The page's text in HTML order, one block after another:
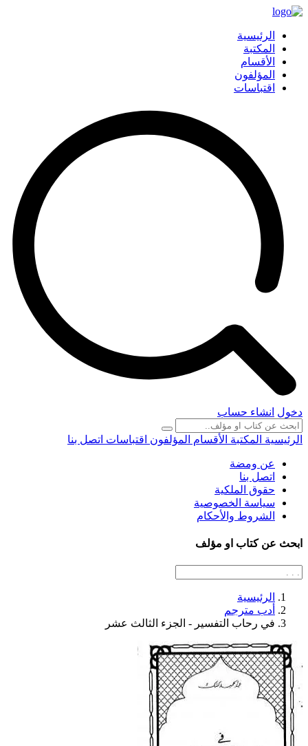
الرئيسية
المكتبة
الأقسام
المؤلفون
اقتباسات
دخول انشاء حساب
الرئيسية المكتبة الأقسام المؤلفون اقتباسات اتصل بنا
عن ومضة
اتصل بنا
حقوق الملكية
سياسة الخصوصية
الشروط والأحكام
ابحث عن كتاب او مؤلف
الرئيسية
أدب مترجم
في رحاب التفسير - الجزء الثالث عشر